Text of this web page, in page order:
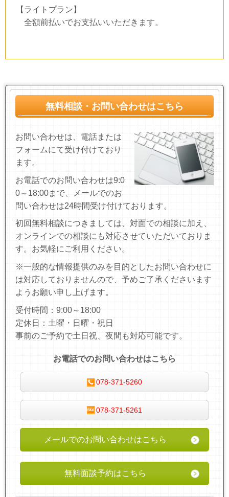
【ライトプラン】
全額前払いでお支払いいただきます。
無料相談・お問い合わせはこちら
お問い合わせは、電話または
フォームにて受け付けており
ます。
お電話でのお問い合わせは9:0
0～18:00まで、
メールでのお
問い合わせは24時間受け付けております。
初回無料相談につきましては、対面での相談に加え、
オンラインでの相談にも対応させていただいておりま
す。お気軽にご利用ください。
※一般的な情報提供のみを目的としたお問い合わせに
は対応しておりませんので、予めご了承くださいます
ようお願い申し上げます。
受付時間：9:00～18:00
定休日：土曜・日曜・祝日
事前のご予約で土日祝、夜間も対応可能です。
お電話でのお問い合わせはこちら
078-371-5260
078-371-5261
メールでのお問い合わせはこちら
無料面談予約はこちら